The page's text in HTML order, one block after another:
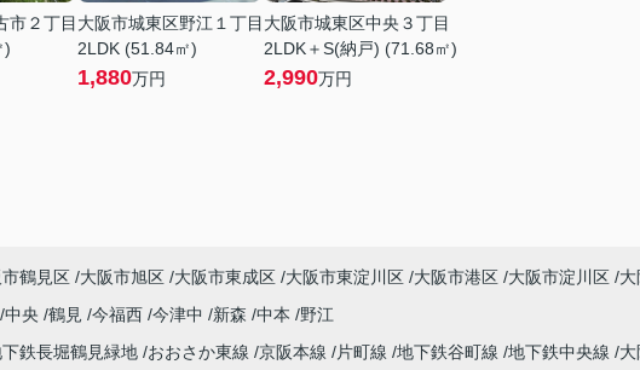
市２丁目
)
大阪市城東区野江１丁目
2LDK (51.84㎡)
1,880万円
大阪市城東区中央３丁目
2LDK＋S(納戸) (71.68㎡)
2,990万円
鶴見区 大阪市旭区 大阪市東成区 大阪市東淀川区 大阪市港区 大阪市淀川区
中央 鶴見 今福西 今津中 新森 中本
野江
鉄長堀鶴見緑地 おおさか東線 京阪本線 片町線 地下鉄谷町線 地下鉄中央線